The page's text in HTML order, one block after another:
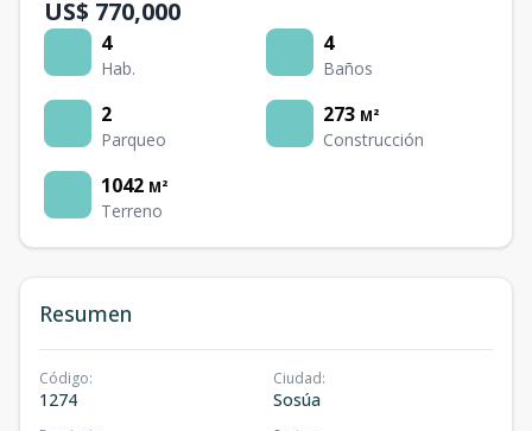
US$ 770,000
4
Hab.
4
Baños
2
Parqueo
273 M²
Construcción
1042 M²
Terreno
Resumen
Código:
1274
Ciudad:
Sosúa